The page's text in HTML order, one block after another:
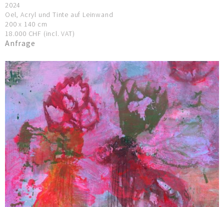
2024
Oel, Acryl und Tinte auf Leinwand
200 x 140 cm
18.000 CHF (incl. VAT)
Anfrage